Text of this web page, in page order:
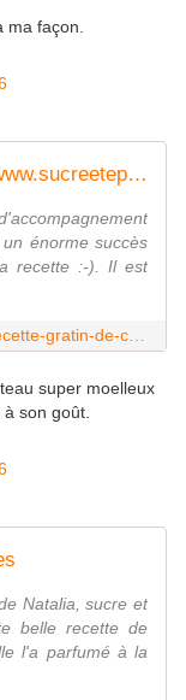
façon.
Gratin de chou-fleur à ma façon - www.sucreetepices.com
énorme succès
recette :-). Il est
super moelleux
son goût.
Natalia, sucre et
belle recette de
l'a parfumé à la